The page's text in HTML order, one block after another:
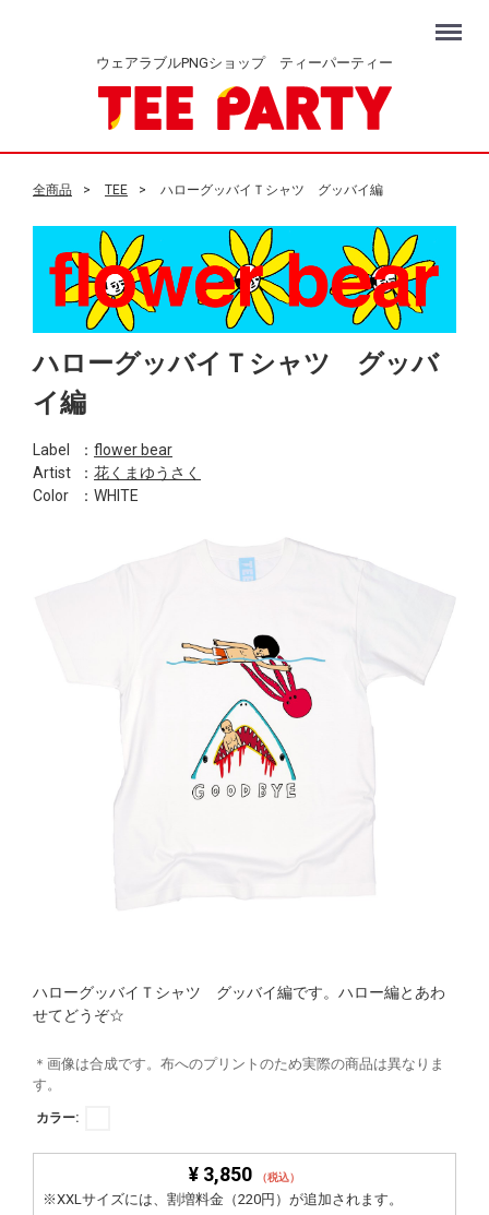
ウェアラブルPNGショップ ティーパーティー
Menu
全商品 TEE ハローグッバイＴシャツ グッバイ編
ハローグッバイＴシャツ グッバ
イ編
Label ： flower bear
Artist
： 花くまゆうさく
Color
：WHITE
ハローグッバイＴシャツ グッバイ編です。ハロー編とあわ
せてどうぞ☆
＊画像は合成です。布へのプリントのため実際の商品は異なりま
す。
カラー:
¥ 3,850 （税込）
※XXLサイズには、割増料金（220円）が追加されます。